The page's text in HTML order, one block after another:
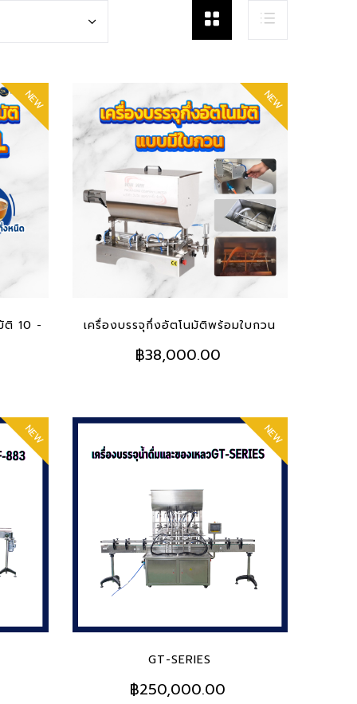
NEW
ติ 10 -
NEW
ADD TO CART
เครื่องบรรจุกึ่งอัตโนมัติพร้อมใบกวน
฿38,000.00
NEW NEW
GT-SERIES
฿250,000.00